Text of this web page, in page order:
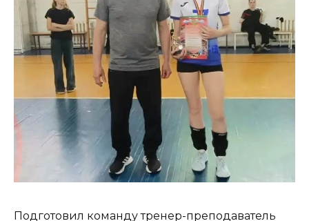
Подготовил команду тренер-преподаватель